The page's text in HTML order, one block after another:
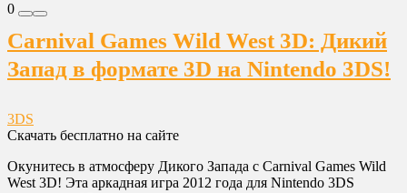
0
Carnival Games Wild West 3D: Дикий
Запад в формате 3D на Nintendo 3DS!
3DS
Скачать бесплатно на сайте
Окунитесь в атмосферу Дикого Запада с Carnival Games Wild
West 3D! Эта аркадная игра 2012 года для Nintendo 3DS